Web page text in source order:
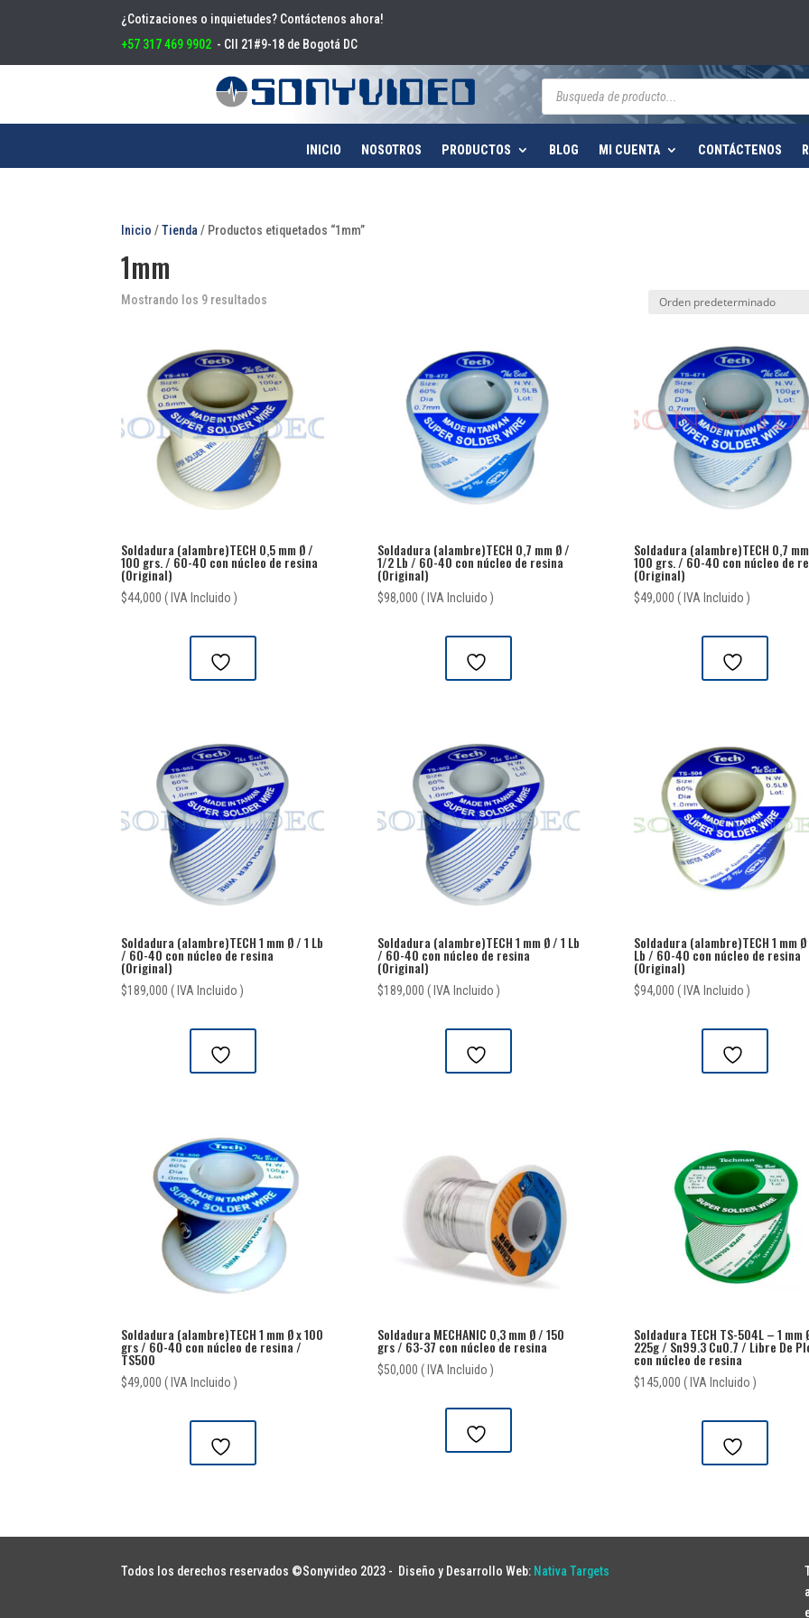
¿Cotizaciones o inquietudes? Contáctenos ahora!
+57 317 469 9902 - Cll 21#9-18 de Bogotá DC
Búsqueda
INICIO NOSOTROS PRODUCTOS BLOG MI CUENTA CONTÁCTENOS
Inicio /Tienda / Productos etiquetados “1mm”
1mm
Mostrando los 9 resultados
Soldadura (alambre)TECH 0,5 mm Ø /
100 grs. / 60-40 con núcleo de resina
(Original)
$44,000 ( IVA Incluido )
Soldadura (alambre)TECH 0,7 mm Ø /
1/2 Lb / 60-40 con núcleo de resina
(Original)
$98,000 ( IVA Incluido )
Soldadura (alambre)TECH 0,7
100 grs. / 60-40 con núcleo de
(Original)
$49,000 ( IVA Incluido )
Soldadura (alambre)TECH 1 mm Ø / 1 Lb
/ 60-40 con núcleo de resina
(Original)
$189,000 ( IVA Incluido )
Soldadura (alambre)TECH 1 mm Ø / 1 Lb
/ 60-40 con núcleo de resina
(Original)
$189,000 ( IVA Incluido )
Soldadura (alambre)TECH 1 mm
Lb / 60-40 con núcleo de resina
(Original)
$94,000 ( IVA Incluido )
Soldadura (alambre)TECH 1 mm Ø x 100
grs / 60-40 con núcleo de resina /
TS500
$49,000 ( IVA Incluido )
Soldadura MECHANIC 0,3 mm Ø / 150
grs / 63-37 con núcleo de resina
$50,000 ( IVA Incluido )
Soldadura TECH TS-504L – 1 mm
225g / Sn99.3 Cu0.7 / Libre De
con núcleo de resina
$145,000 ( IVA Incluido )
Todos los derechos reservados ©Sonyvideo 2023 - Diseño y Desarrollo Web: Nativa Targets